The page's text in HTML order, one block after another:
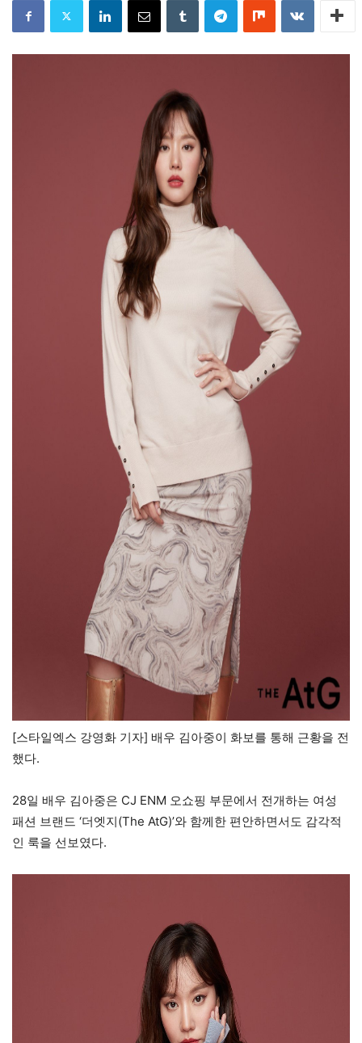
​[스타일엑스 강영화 기자] 배우 김아중이 화보를 통해 근황을 전
했다.
28일 배우 김아중은 CJ ENM 오쇼핑 부문에서 전개하는 여성
패션 브랜드 ‘더엣지(The AtG)’와 함께한 편안하면서도 감각적
인 룩을 선보였다.